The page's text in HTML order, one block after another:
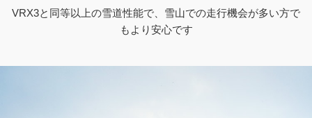
VRX3と同等以上の雪道性能で、雪山での走行機会が多い方で
もより安心です